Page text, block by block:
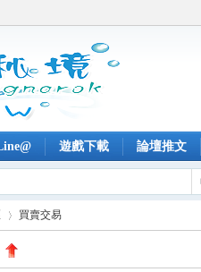
遊戲下載 論壇推文
買賣交易